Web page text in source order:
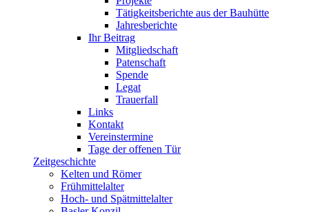
Tätigkeitsberichte aus der Bauhütte
Jahresberichte
Ihr Beitrag
Mitgliedschaft
Patenschaft
Spende
Legat
Trauerfall
Links
Kontakt
Vereinstermine
Tage der offenen Tür
Zeitgeschichte
Kelten und Römer
Frühmittelalter
Hoch- und Spätmittelalter